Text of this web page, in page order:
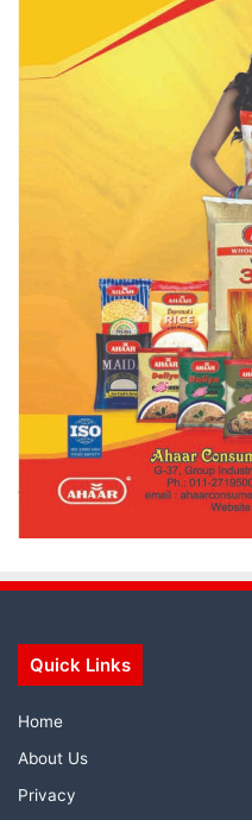
Quick Links
Home
About Us
Privacy